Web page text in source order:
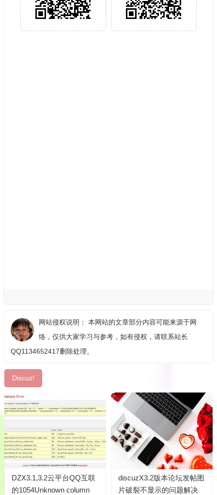
网站侵权说明： 本网站的文章部分内容可能来源于网
络，仅供大家学习与参考，如有侵权，请联系站长
QQ1134652417删除处理。
Discuz!
DZX3.1,3.2云平台QQ互联
的1054Unknown column
discuzX3.2版本论坛发帖图
片破裂不显示的问题解决